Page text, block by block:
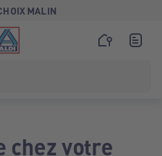
MALIN
chez votre